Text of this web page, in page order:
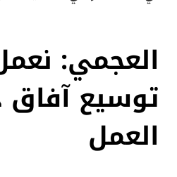
العجمي:
توسيع
العمل